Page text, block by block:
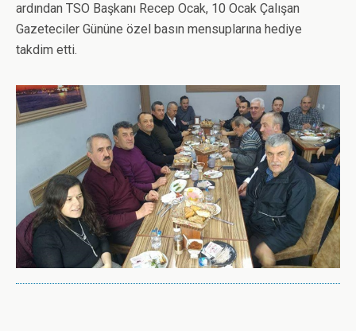
ardından TSO Başkanı Recep Ocak, 10 Ocak Çalışan
Gazeteciler Gününe özel basın mensuplarına hediye
takdim etti.